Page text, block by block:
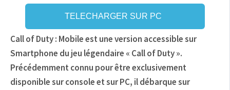
TELECHARGER SUR PC
Call of Duty : Mobile est une version accessible sur
Smartphone du jeu légendaire « Call of Duty ».
Précédemment connu pour être exclusivement
disponible sur console et sur PC, il débarque sur